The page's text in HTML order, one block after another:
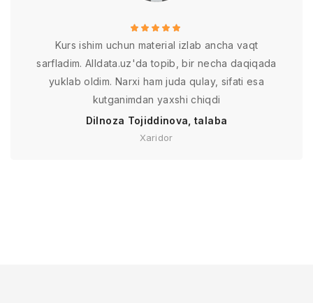
Kurs ishim uchun material izlab ancha vaqt
sarfladim. Alldata.uz'da topib, bir necha daqiqada
yuklab oldim. Narxi ham juda qulay, sifati esa
kutganimdan yaxshi chiqdi
Dilnoza Tojiddinova, talaba
Xaridor